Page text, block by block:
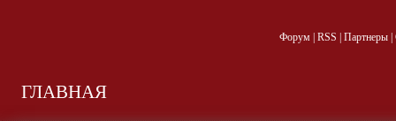
Форум| RSS Партнеры|
ГЛАВНАЯ